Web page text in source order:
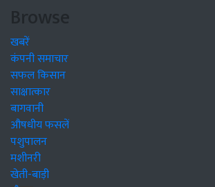
Browse
खबरें
कंपनी समाचार
सफल किसान
साक्षात्कार
बागवानी
औषधीय फसलें
पशुपालन
मशीनरी
खेती-बाड़ी